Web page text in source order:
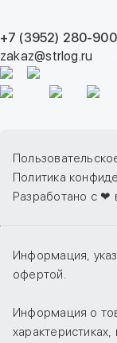
+7 (3952) 280-900
zakaz@strlog.ru
Политика
Разработано с ❤
Информация,
офертой.
Информация о